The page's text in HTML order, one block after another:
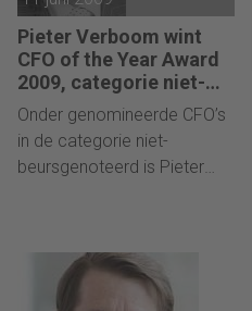
senior finance executives
tijdens de achtste CFO Day,
gehouden in NH
Leeuwenhorst te
Noordwijkerhout.
Pieter Verboom wint
CFO of the Year Award
2009, categorie niet-
beursgenoteerd
Onder genomineerde CFO’s
in de categorie niet-
beursgenoteerd is Pieter
Verboom CFO is van
Schiphol Group leverde hij